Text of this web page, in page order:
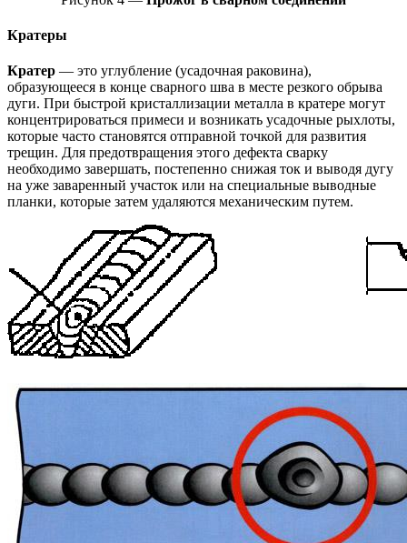
Кратеры
Кратер — это углубление (усадочная раковина),
образующееся в конце сварного шва в месте резкого обрыва
дуги. При быстрой кристаллизации металла в кратере могут
концентрироваться примеси и возникать усадочные рыхлоты,
которые часто становятся отправной точкой для развития
трещин. Для предотвращения этого дефекта сварку
необходимо завершать, постепенно снижая ток и выводя дугу
на уже заваренный участок или на специальные выводные
планки, которые затем удаляются механическим путем.